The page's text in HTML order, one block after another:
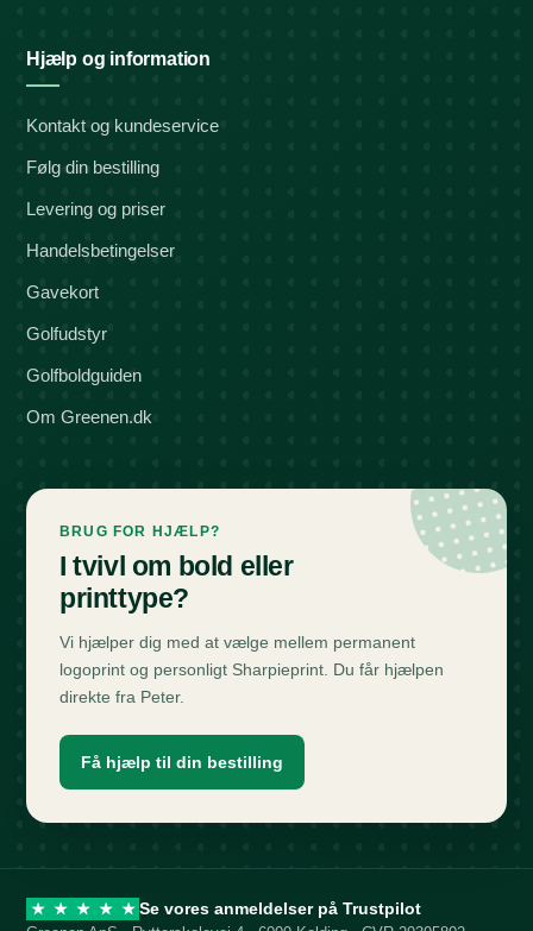
Hjælp og information
Kontakt og kundeservice
Følg din bestilling
Levering og priser
Handelsbetingelser
Gavekort
Golfudstyr
Golfboldguiden
Om Greenen.dk
BRUG FOR HJÆLP?
I tvivl om bold eller
printtype?
Vi hjælper dig med at vælge mellem permanent
logoprint og personligt Sharpieprint. Du får hjælpen
direkte fra Peter.
Få hjælp til din bestilling
★ ★ ★ ★ ★ Se vores anmeldelser på Trustpilot